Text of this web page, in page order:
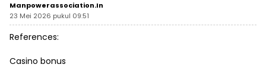
Manpowerassociation.in
23 Mei 2026 pukul 09:51
References:
Casino bonus